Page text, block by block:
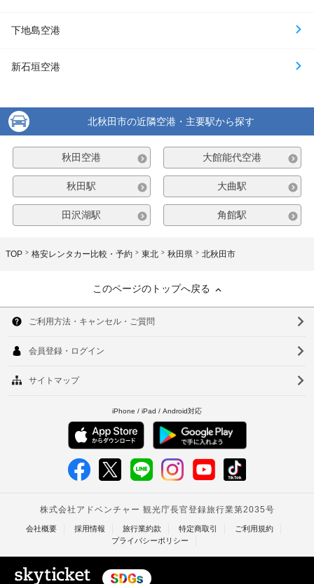
下地島空港
新石垣空港
北秋田市の近隣空港・主要駅から探す
秋田空港 大館能代空港
秋田駅 大曲駅
田沢湖駅 角館駅
TOP 格安レンタカー比較・予約 東北 秋田県 北秋田市
このページのトップへ戻る